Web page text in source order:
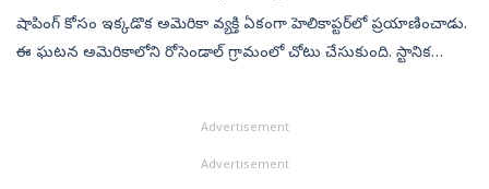
షాపింగ్‌ కోసం ఇక్కడొక అమెరికా వ్యక్తి ఏకంగా హెలికాప్టర్‌లో ప్రయాణించాడు.
ఈ ఘటన అమెరికాలోని రోసెండాల్‌ గ్రామంలో చోటు చేసుకుంది. స్టానిక
Advertisement
Advertisement